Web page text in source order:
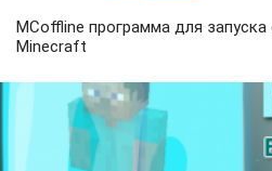
MCoffline программа для запуска
Minecraft